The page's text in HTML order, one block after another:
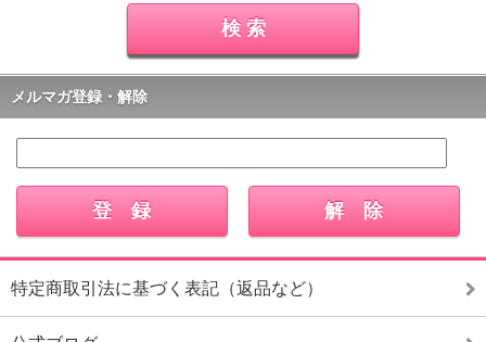
メルマガ登録・解除
特定商取引法に基づく表記（返品など）